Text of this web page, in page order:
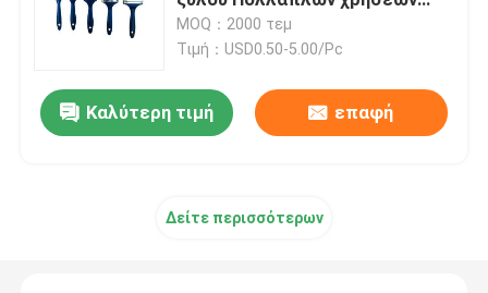
Πινέλο βαφής με μαύρη τρίχα
Πινέλο βαφής με λευκές τρίχες
10mm
MOQ：2000 τεμ
Τιμή：USD0.50-5.00/Pc
Καλύτερη τιμή επαφή
Δείτε περισσότερων